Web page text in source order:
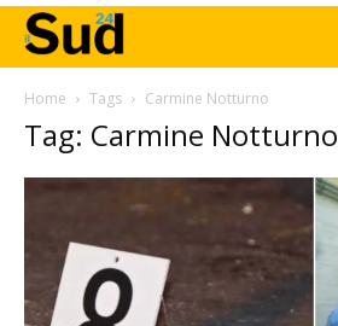
Home Tags Carmine Notturno
Tag: Carmine Notturno